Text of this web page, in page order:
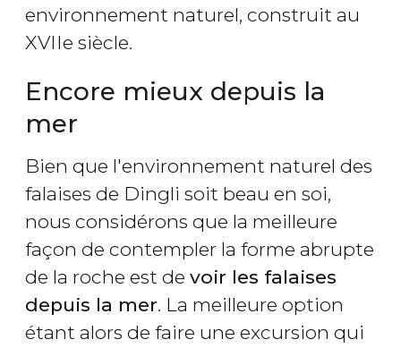
environnement naturel, construit au
XVIIe siècle.
Encore mieux depuis la
mer
Bien que l'environnement naturel des
falaises de Dingli soit beau en soi,
nous considérons que la meilleure
façon de contempler la forme abrupte
de la roche est de voir les falaises
depuis la mer. La meilleure option
étant alors de faire une excursion qui